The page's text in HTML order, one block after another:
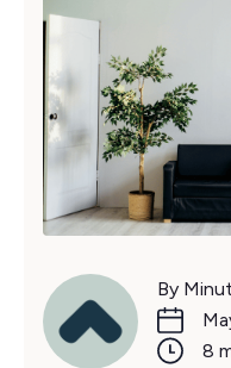
By Minut
8